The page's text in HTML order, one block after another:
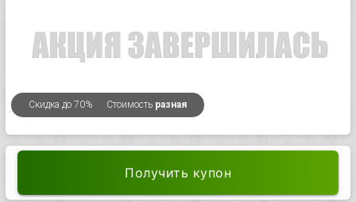
Скидка до 70% Стоимость разная
Получить купон